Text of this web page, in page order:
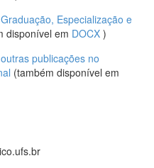
Especialização e
disponível em DOCX )
publicações no
(também disponível em